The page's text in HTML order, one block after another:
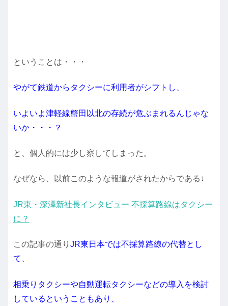
ということは・・・
やがて鉄道からタクシーに利用者がシフトし、
いよいよ津軽線蟹田以北の存続が危ぶまれるんじゃな
いか・・・？
と、個人的には少し察してしまった。
なぜなら、以前このような報道がされたからである↓
JR東・深澤新社長インタビュー 不採算路線はタクシー
に？
この記事の通り JR東日本では不採算路線の代替とし
て、
相乗りタクシーや自動運転タクシーなどの導入を検討
しているということもあり、